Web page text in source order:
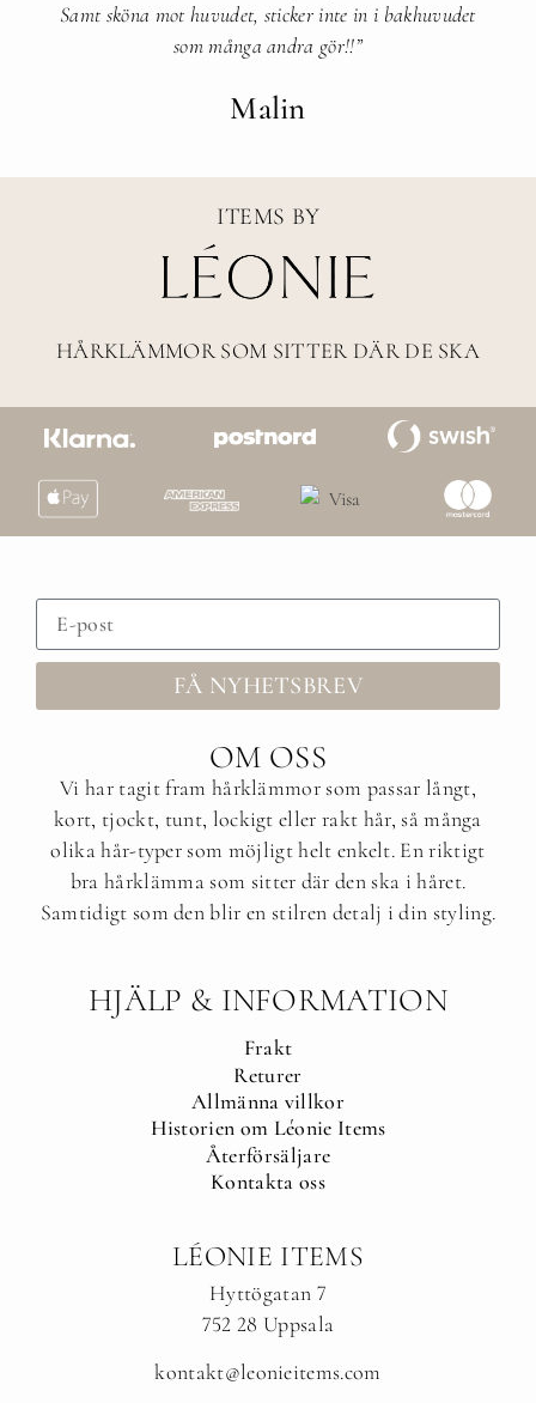
Samt sköna mot huvudet, sticker inte in i bakhuvudet
som många andra gör!!”
Malin
ITEMS BY
HÅRKLÄMMOR SOM SITTER DÄR DE SKA
FÅ NYHETSBREV
OM OSS
Vi har tagit fram hårklämmor som passar långt,
kort, tjockt, tunt, lockigt eller rakt hår, så många
olika hår-typer som möjligt helt enkelt. En riktigt
bra hårklämma som sitter där den ska i håret.
Samtidigt som den blir en stilren detalj i din styling.
HJÄLP & INFORMATION
Frakt
Returer
Allmänna villkor
Historien om Léonie Items
Återförsäljare
Kontakta oss
LÉONIE ITEMS
Hyttögatan 7
752 28 Uppsala
kontakt@leonieitems.com